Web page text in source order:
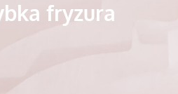
fryzura